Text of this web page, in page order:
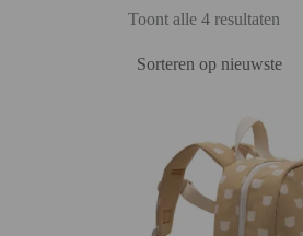
Toont alle 4 resultaten